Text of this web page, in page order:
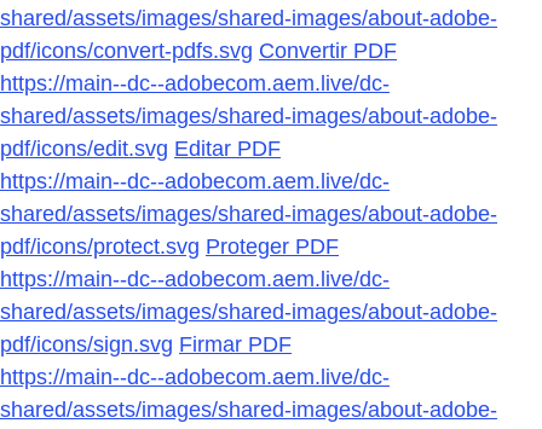
shared/assets/images/shared-images/about-adobe-
pdf/icons/convert-pdfs.svg Convertir PDF
https://main--dc--adobecom.aem.live/dc-
shared/assets/images/shared-images/about-adobe-
pdf/icons/edit.svg Editar PDF
https://main--dc--adobecom.aem.live/dc-
shared/assets/images/shared-images/about-adobe-
pdf/icons/protect.svg Proteger PDF
https://main--dc--adobecom.aem.live/dc-
shared/assets/images/shared-images/about-adobe-
pdf/icons/sign.svg Firmar PDF
https://main--dc--adobecom.aem.live/dc-
shared/assets/images/shared-images/about-adobe-